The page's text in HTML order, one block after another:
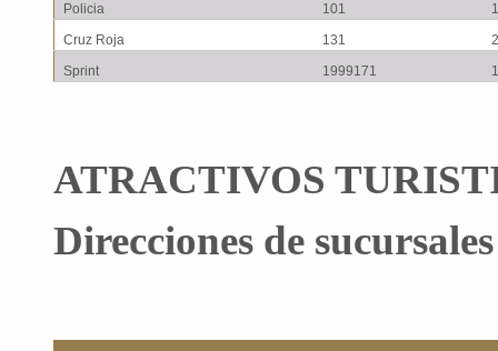
Policia
101
Cruz Roja
131
Sprint
1999171
ATRACTIVOS
Direcciones de